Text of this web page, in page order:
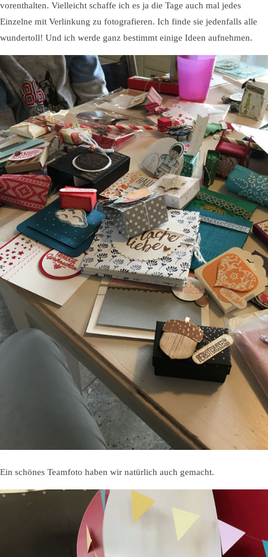
vorenthalten. Vielleicht schaffe ich es ja die Tage auch mal jedes
Einzelne mit Verlinkung zu fotografieren. Ich finde sie jedenfalls alle
wundertoll! Und ich werde ganz bestimmt einige Ideen aufnehmen.
Ein schönes Teamfoto haben wir natürlich auch gemacht.